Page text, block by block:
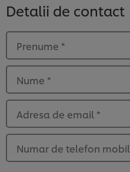
Detalii de contact
Prenume *
Nume *
Adresa de email *
Numar de telefon mobil